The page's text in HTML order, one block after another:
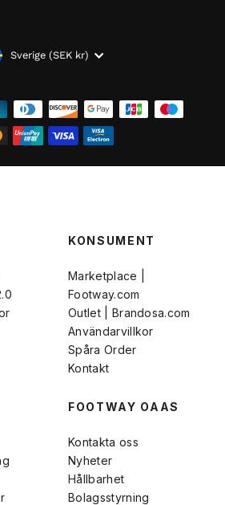
Sverige (SEK kr)
KONSUMENT
Marketplace |
Footway.com
Outlet | Brandosa.com
Användarvillkor
Spåra Order
Kontakt
FOOTWAY OAAS
Kontakta oss
Nyheter
Hållbarhet
Bolagsstyrning